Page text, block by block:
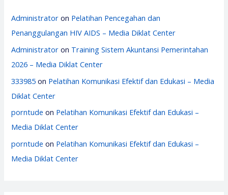
Administrator on Pelatihan Pencegahan dan
Penanggulangan HIV AIDS – Media Diklat Center
Administrator on Training Sistem Akuntansi Pemerintahan
2026 – Media Diklat Center
333985 on Pelatihan Komunikasi Efektif dan Edukasi – Media
Diklat Center
porntude on Pelatihan Komunikasi Efektif dan Edukasi –
Media Diklat Center
porntude on Pelatihan Komunikasi Efektif dan Edukasi –
Media Diklat Center